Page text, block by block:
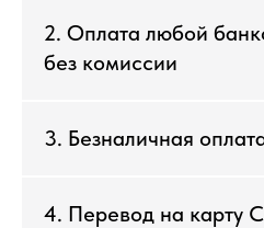
2. Оплата любой
без комиссии
3. Безналичная
4. Перевод на карту